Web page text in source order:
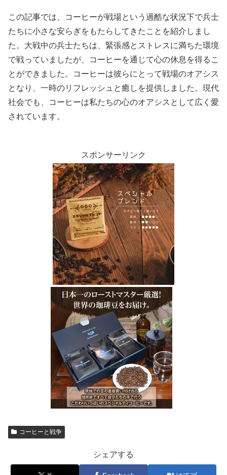
この記事では、コーヒーが戦場という過酷な状況下で兵士
たちに小さな安らぎをもたらしてきたことを紹介しまし
た。大戦中の兵士たちは、緊張感とストレスに満ちた環境
で戦っていましたが、コーヒーを通じて心の休息を得るこ
とができました。コーヒーは彼らにとって戦場のオアシス
となり、一時のリフレッシュと癒しを提供しました。現代
社会でも、コーヒーは私たちの心のオアシスとして広く愛
されています。
スポンサーリンク
コーヒーと戦争
シェアする